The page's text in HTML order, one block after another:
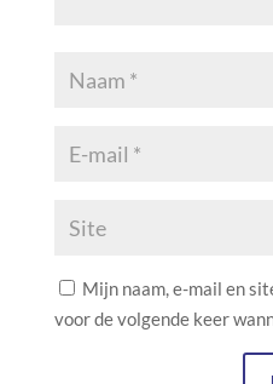
Mijn naam, e-mail en
voor de volgende keer